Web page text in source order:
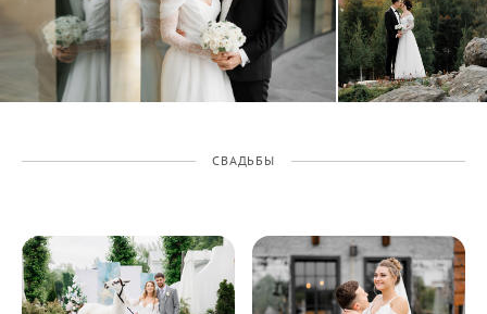
СВАДЬБЫ